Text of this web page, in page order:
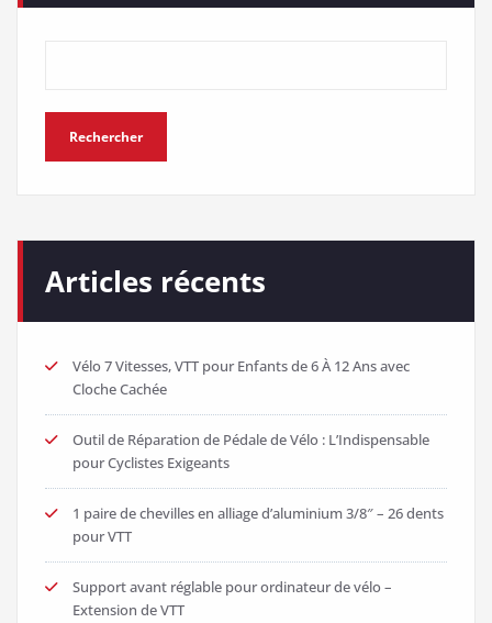
Rechercher
Articles récents
Vélo 7 Vitesses, VTT pour Enfants de 6 À 12 Ans avec
Cloche Cachée
Outil de Réparation de Pédale de Vélo : L’Indispensable
pour Cyclistes Exigeants
1 paire de chevilles en alliage d’aluminium 3/8″ – 26 dents
pour VTT
Support avant réglable pour ordinateur de vélo –
Extension de VTT